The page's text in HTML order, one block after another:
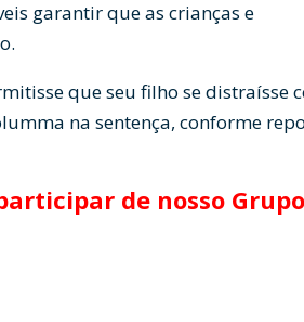
garantir que as crianças e
que seu filho se distraísse
na sentença, conforme
de nosso Grupo